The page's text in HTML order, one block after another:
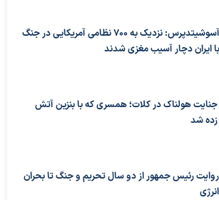
آسوشیتدپرس: نزدیک به ۷۰۰ نظامی آمریکایی در جنگ
با ایران دچار آسیب مغزی شدند
جنایت هولناک در کلات؛ همسری که با بنزین آتش
زده شد
روایت رئیس جمهور از دو سال تحریم و جنگ تا بحران
انرژی